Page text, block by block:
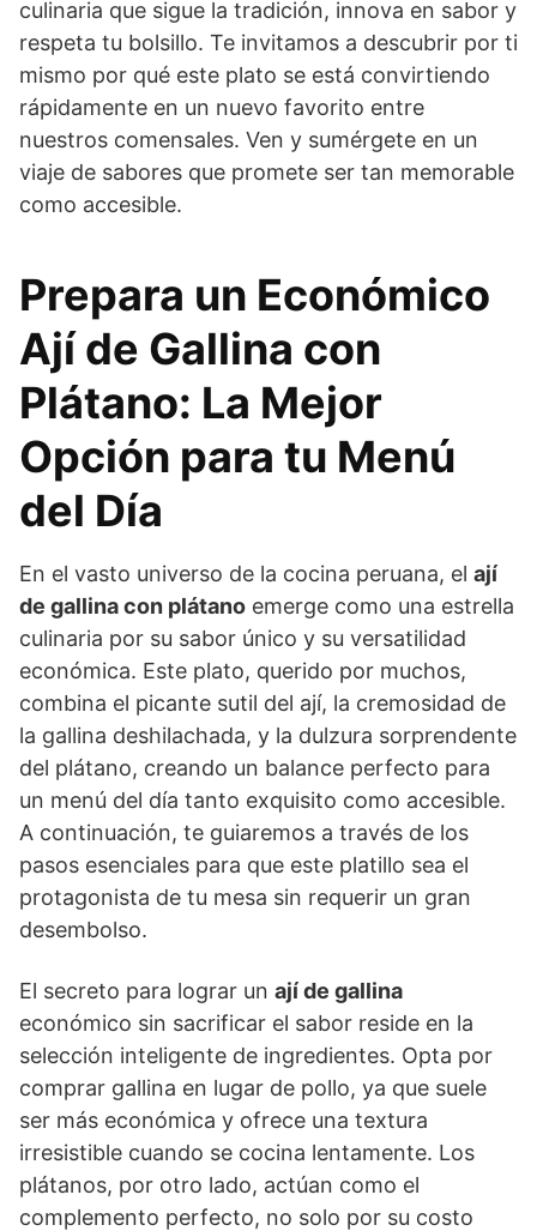
culinaria que sigue la tradición, innova en sabor y
respeta tu bolsillo. Te invitamos a descubrir por ti
mismo por qué este plato se está convirtiendo
rápidamente en un nuevo favorito entre
nuestros comensales. Ven y sumérgete en un
viaje de sabores que promete ser tan memorable
como accesible.
Prepara un Económico
Ají de Gallina con
Plátano: La Mejor
Opción para tu Menú
del Día
En el vasto universo de la cocina peruana, el ají
de gallina con plátano emerge como una estrella
culinaria por su sabor único y su versatilidad
económica. Este plato, querido por muchos,
combina el picante sutil del ají, la cremosidad de
la gallina deshilachada, y la dulzura sorprendente
del plátano, creando un balance perfecto para
un menú del día tanto exquisito como accesible.
A continuación, te guiaremos a través de los
pasos esenciales para que este platillo sea el
protagonista de tu mesa sin requerir un gran
desembolso.
El secreto para lograr un ají de gallina
económico sin sacrificar el sabor reside en la
selección inteligente de ingredientes. Opta por
comprar gallina en lugar de pollo, ya que suele
ser más económica y ofrece una textura
irresistible cuando se cocina lentamente. Los
plátanos, por otro lado, actúan como el
complemento perfecto, no solo por su costo